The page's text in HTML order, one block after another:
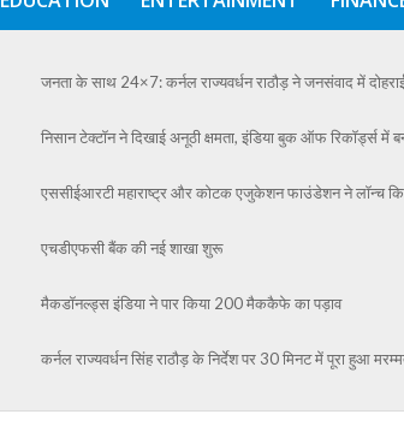
जनता के साथ 24×7: कर्नल राज्यवर्धन राठौड़ ने जनसंवाद में
निसान टेक्टॉन ने दिखाई अनूठी क्षमता, इंडिया बुक ऑफ रिकॉर्ड्स में
एससीईआरटी महाराष्ट्र और कोटक एजुकेशन फाउंडेशन ने लॉन्च
एचडीएफसी बैंक की नई शाखा शुरू
मैकडॉनल्ड्स इंडिया ने पार किया 200 मैककैफे का पड़ाव
कर्नल राज्यवर्धन सिंह राठौड़ के निर्देश पर 30 मिनट में पूरा हुआ